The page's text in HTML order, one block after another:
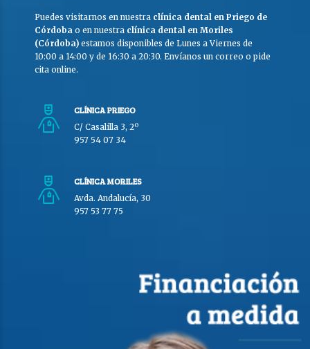
Puedes visitarnos en nuestra clínica dental en Priego de
Córdoba o en nuestra clínica dental en Moriles
(Córdoba) estamos disponibles de Lunes a Viernes de
10:00 a 14:00 y de 16:30 a 20:30. Envíanos un correo o pide
cita online.
CLÍNICA PRIEGO
C/ Casalilla 3, 2º
957 54 07 34
CLÍNICA MORILES
Avda. Andalucía, 30
957 53 77 75